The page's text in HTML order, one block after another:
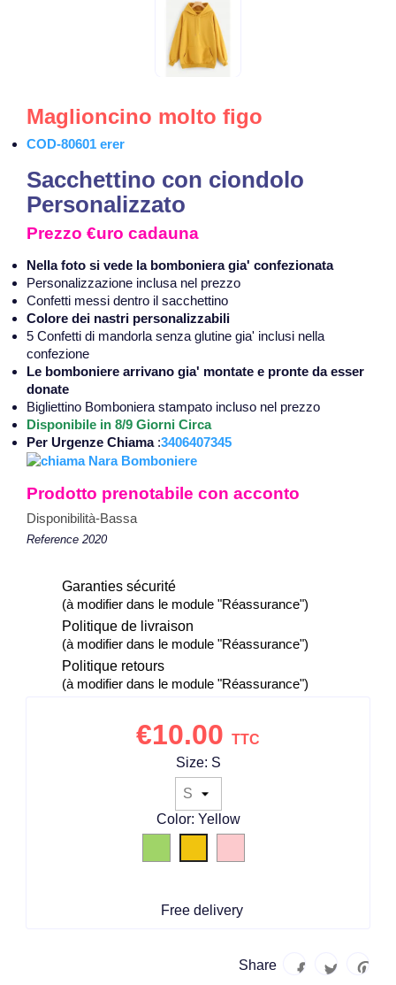
Maglioncino molto figo
COD-80601 erer
Sacchettino con ciondolo
Personalizzato
Prezzo €uro cadauna
Nella foto si vede la bomboniera gia' confezionata
Personalizzazione inclusa nel prezzo
Confetti messi dentro il sacchettino
Colore dei nastri personalizzabili
5 Confetti di mandorla senza glutine gia' inclusi nella
confezione
Le bomboniere arrivano gia' montate e pronte da esser
donate
Bigliettino Bomboniera stampato incluso nel prezzo
Disponibile in 8/9 Giorni Circa
Per Urgenze Chiama:3406407345
Prodotto prenotabile con acconto
Disponibilità-Bassa
Reference 2020
Garanties sécurité
(à modifier dans le module "Réassurance")
Politique de livraison
(à modifier dans le module "Réassurance")
Politique retours
(à modifier dans le module "Réassurance")
€10.00 TTC
Size: S
Color: Yellow
Free delivery
Share